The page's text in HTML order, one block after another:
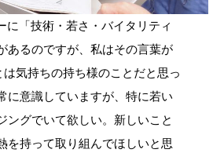
「技術・若さ・バイタリティ
あるのですが、私はその言葉が
は気持ちの持ち様のことだと思っ
に意識していますが、特に若い
ングでいて欲しい。新しいこと
を持って取り組んでほしいと思